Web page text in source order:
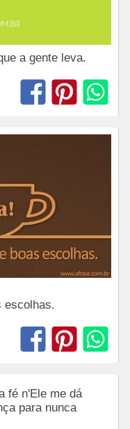
a gente leva.
escolhas.
fé n'Ele me dá
para nunca